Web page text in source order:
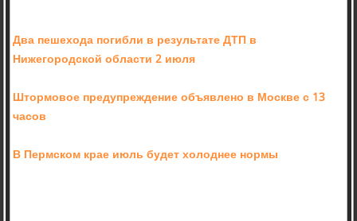
Два пешехода погибли в результате ДТП в
Нижегородской области 2 июля
Штормовое предупреждение объявлено в Москве с 13
часов
В Пермском крае июль будет холоднее нормы